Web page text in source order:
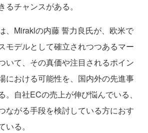
チャンスがある。
、Miraklの内藤 誓力良氏が、欧米で
モデルとして確立されつつあるマー
いて、その真価や注目されるポイン
における可能性を、国内外の先進事
。自社ECの売上が伸び悩んでいる、
ながる手段を検討している方におす
る。